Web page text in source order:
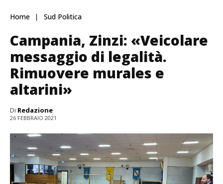
Home Sud Politica
Campania, Zinzi: «Veicolare
messaggio di legalità.
Rimuovere murales e
altarini»
Di Redazione
26 FEBBRAIO 2021